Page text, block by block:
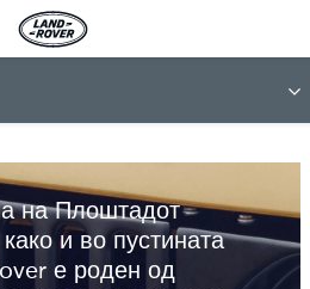
ЛУКСУЗЕН
на Плоштадот
и во пустината
е роден од